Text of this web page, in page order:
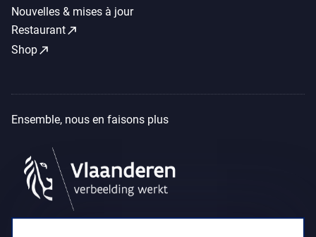
Nouvelles & mises à jour
Restaurantcall_made
Shopcall_made
Ensemble, nous en faisons plus